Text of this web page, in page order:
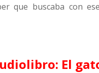
que buscaba con
El